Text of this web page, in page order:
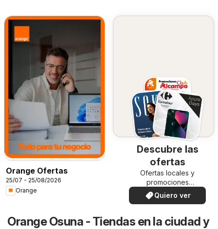
Orange Ofertas
25/07 - 25/08/2026
Orange
Descubre las
ofertas
Ofertas locales y
promociones
especiales.
Quiero ver
Orange Osuna - Tiendas en la ciudad y